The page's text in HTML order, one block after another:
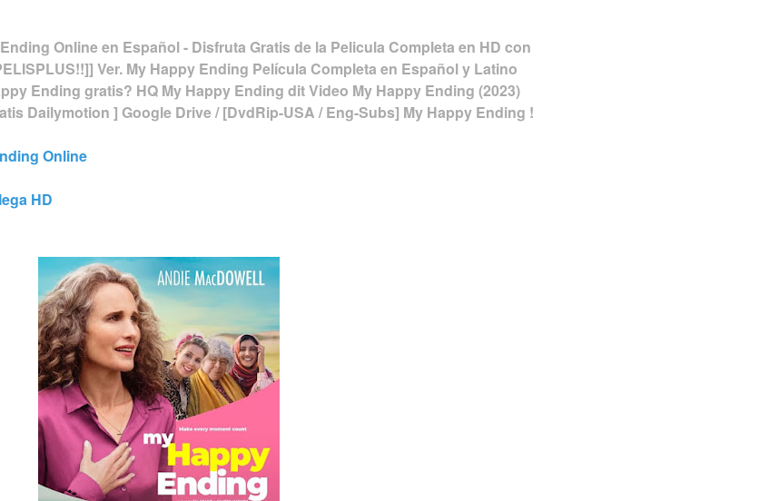
Online en Español - Disfruta Gratis de la Pelicula Completa en HD con
Ver. My Happy Ending Película Completa en Español y Latino
Ending gratis? HQ My Happy Ending dit Video My Happy Ending (2023)
Dailymotion ] Google Drive / [DvdRip-USA / Eng-Subs] My Happy Ending !
Online
HD